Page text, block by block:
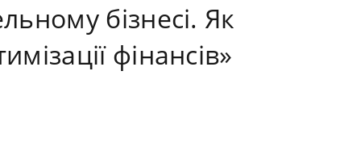
бізнесі. Як
фінансів»